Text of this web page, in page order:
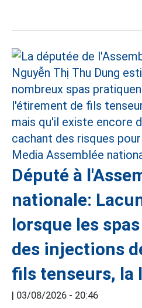
Député à
nationale:
lorsque les
des injections
fils tenseurs, la
| 03/08/2026 - 20:46